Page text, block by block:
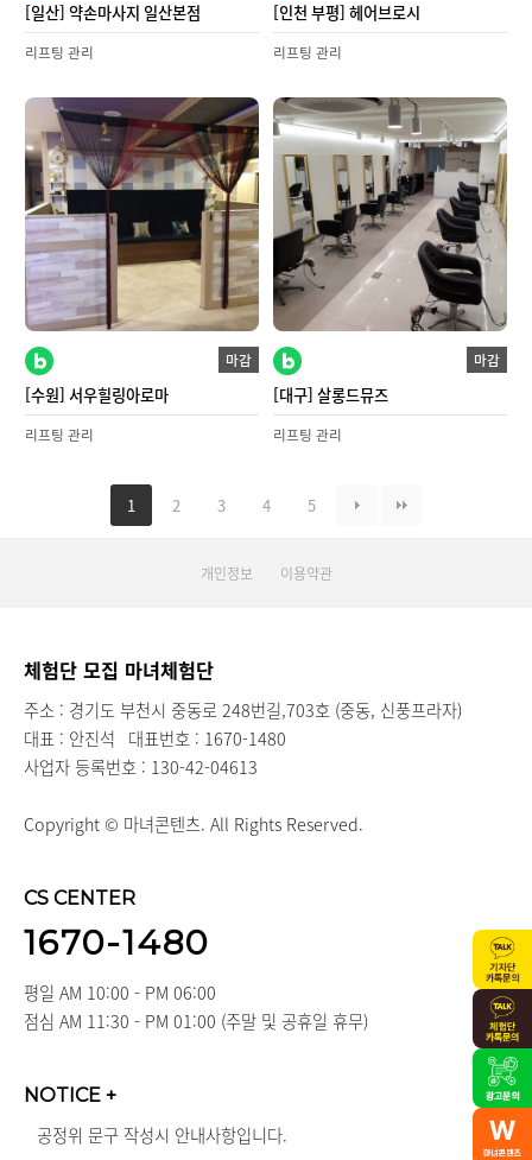
[일산] 약손마사지 일산본점
리프팅 관리
[인천 부평] 헤어브로시
리프팅 관리
마감
[수원] 서우힐링아로마
리프팅 관리
마감
[대구] 살롱드뮤즈
리프팅 관리
1 2 3 4 5
개인정보 이용약관
체험단 모집 마녀체험단
주소 : 경기도 부천시 중동로 248번길,703호 (중동, 신풍프라자)
대표 : 안진석 대표번호 : 1670-1480
사업자 등록번호 : 130-42-04613
Copyright © 마녀콘텐츠. All Rights Reserved.
CS CENTER
1670-1480
평일 AM 10:00 - PM 06:00
점심 AM 11:30 - PM 01:00 (주말 및 공휴일 휴무)
NOTICE +
공정위 문구 작성시 안내사항입니다.